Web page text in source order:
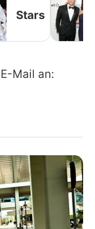
Stars
Mail an: